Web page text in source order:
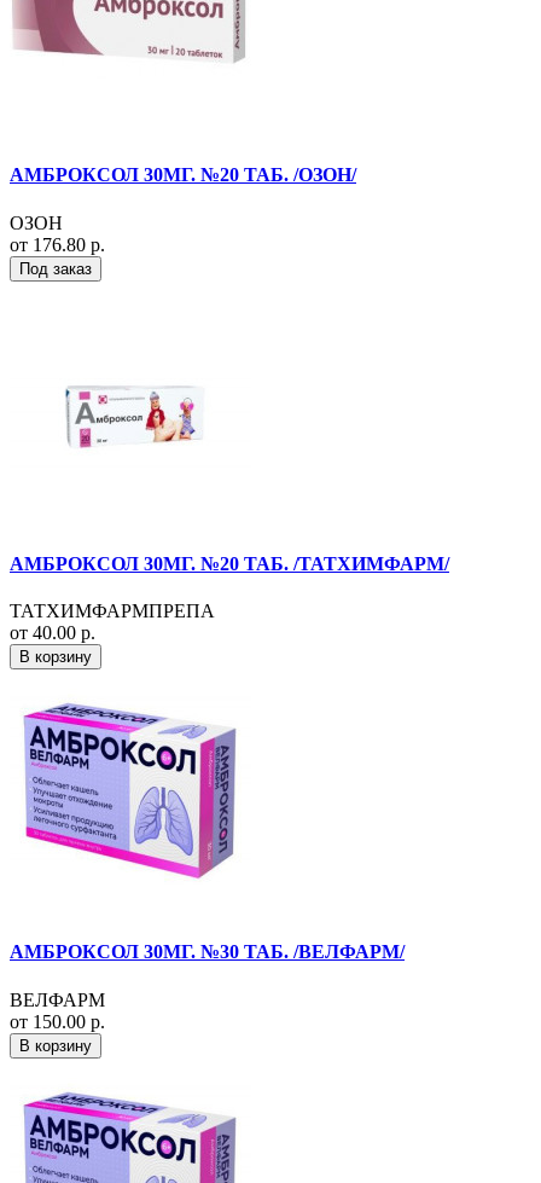
АМБРОКСОЛ 30МГ. №20 ТАБ. /ОЗОН/
ОЗОН
от 176.80 р.
Под заказ
АМБРОКСОЛ 30МГ. №20 ТАБ. /ТАТХИМФАРМ/
ТАТХИМФАРМПРЕПА
от 40.00 р.
В корзину
АМБРОКСОЛ 30МГ. №30 ТАБ. /ВЕЛФАРМ/
ВЕЛФАРМ
от 150.00 р.
В корзину